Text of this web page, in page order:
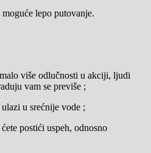
lepo putovanje.
više odlučnosti u akciji, ljudi
vam se previše ;
u srećnije vode ;
postići uspeh, odnosno